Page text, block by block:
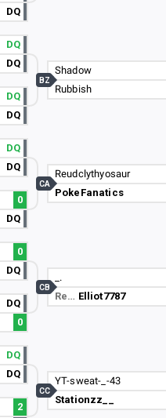
DQ
DQ
DQ
DQ
DQ
DQ
DQ
0
DQ
0
DQ
DQ
0
DQ
DQ
2
Shadow
Rubbish
BZ
Reudclythyosaur
PokeFanatics
CA
_.
Re… Elliot7787
CB
YT-sweat-_-43
Stationzz__
CC